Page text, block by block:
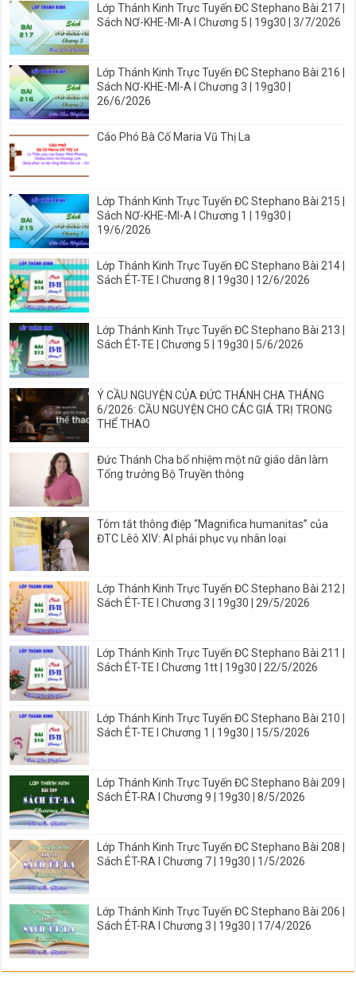
Lớp Thánh Kinh Trực Tuyến ĐC Stephano Bài 217 |
Sách NƠ-KHE-MI-A I Chương 5 | 19g30 | 3/7/2026
Lớp Thánh Kinh Trực Tuyến ĐC Stephano Bài 216 |
Sách NƠ-KHE-MI-A I Chương 3 | 19g30 |
26/6/2026
Cáo Phó Bà Cố Maria Vũ Thị La
Lớp Thánh Kinh Trực Tuyến ĐC Stephano Bài 215 |
Sách NƠ-KHE-MI-A I Chương 1 | 19g30 |
19/6/2026
Lớp Thánh Kinh Trực Tuyến ĐC Stephano Bài 214 |
Sách ÉT-TE I Chương 8 | 19g30 | 12/6/2026
Lớp Thánh Kinh Trực Tuyến ĐC Stephano Bài 213 |
Sách ÉT-TE | Chương 5 | 19g30 | 5/6/2026
Ý CẦU NGUYỆN CỦA ĐỨC THÁNH CHA THÁNG
6/2026: CẦU NGUYỆN CHO CÁC GIÁ TRỊ TRONG
THỂ THAO
Đức Thánh Cha bổ nhiệm một nữ giáo dân làm
Tổng trưởng Bộ Truyền thông
Tóm tắt thông điệp “Magnifica humanitas” của
ĐTC Lêô XIV: AI phải phục vụ nhân loại
Lớp Thánh Kinh Trực Tuyến ĐC Stephano Bài 212 |
Sách ÉT-TE I Chương 3 | 19g30 | 29/5/2026
Lớp Thánh Kinh Trực Tuyến ĐC Stephano Bài 211 |
Sách ÉT-TE I Chương 1tt | 19g30 | 22/5/2026
Lớp Thánh Kinh Trực Tuyến ĐC Stephano Bài 210 |
Sách ÉT-TE I Chương 1 | 19g30 | 15/5/2026
Lớp Thánh Kinh Trực Tuyến ĐC Stephano Bài 209 |
Sách ÉT-RA I Chương 9 | 19g30 | 8/5/2026
Lớp Thánh Kinh Trực Tuyến ĐC Stephano Bài 208 |
Sách ÉT-RA I Chương 7 | 19g30 | 1/5/2026
Lớp Thánh Kinh Trực Tuyến ĐC Stephano Bài 206 |
Sách ÉT-RA I Chương 3 | 19g30 | 17/4/2026